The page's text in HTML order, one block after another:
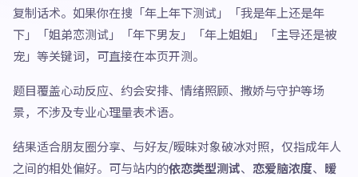
复制话术。如果你在搜「年上年下测试」「我是年上还是年
下」「姐弟恋测试」「年下男友」「年上姐姐」「主导还是被
宠」等关键词，可直接在本页开测。
题目覆盖心动反应、约会安排、情绪照顾、撒娇与守护等场
景，不涉及专业心理量表术语。
结果适合朋友圈分享、与好友/暧昧对象破冰对照，仅指成年人
之间的相处偏好。可与站内的依恋类型测试、 恋爱脑浓度、 暧